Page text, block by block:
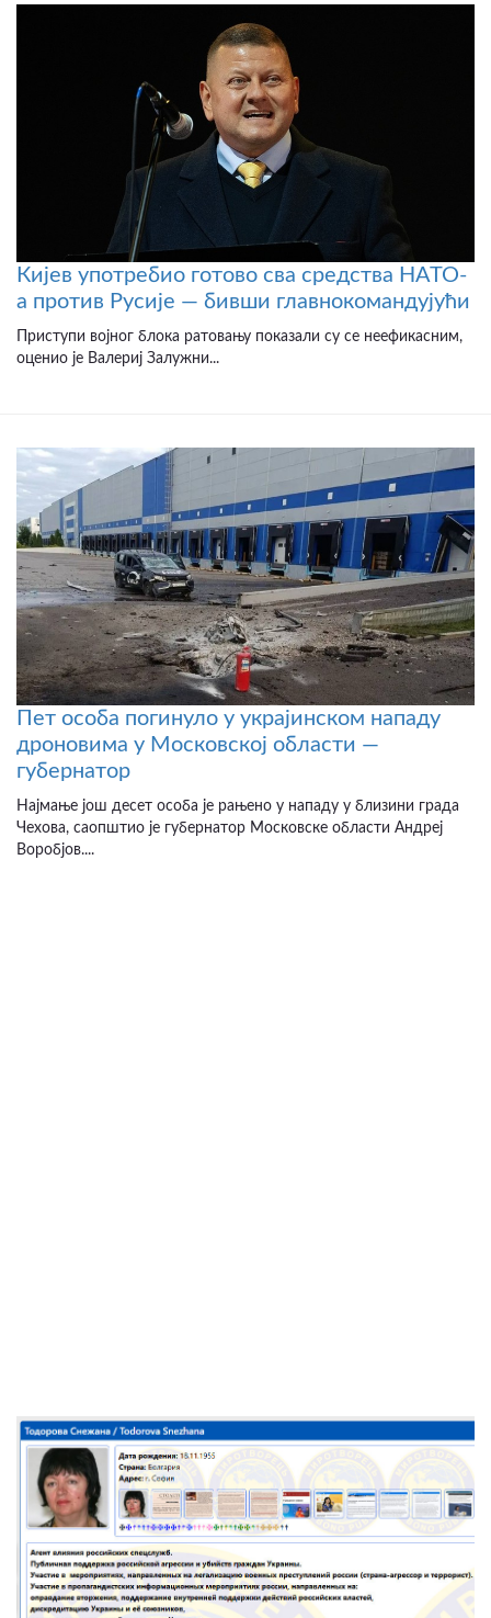
Кијев употребио готово сва средства НАТО-
а против Русије — бивши главнокомандујући
Приступи војног блока ратовању показали су се неефикасним,
оценио је Валериј Залужни...
Пет особа погинуло у украјинском нападу
дроновима у Московској области —
губернатор
Најмање још десет особа је рањено у нападу у близини града
Чехова, саопштио је губернатор Московске области Андреј
Воробјов....